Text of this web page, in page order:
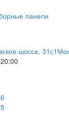
шоссе, 31с1